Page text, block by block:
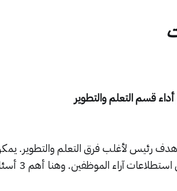
هدف رئيس لأغلب فرق التعلم والتطوير.
قياس رضا